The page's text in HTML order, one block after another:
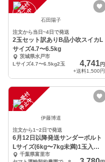
注
文
受
付
停
止
中 石田陽子
注文から当日~4日で発送
2玉セット訳ありB品小吹スイカL
サイズ4.7〜6.5kg
茨城県水戸市
Lサイズ4.7〜6.5kg2玉
4,741円
+送料1,500円
注
文
受
付
停
止
中
伊藤博道
注文から1~2日で発送
6月12日以降発送サンダーボルト
Lサイズ(6kg〜7kg未満)1玉入
り。千葉県富里市